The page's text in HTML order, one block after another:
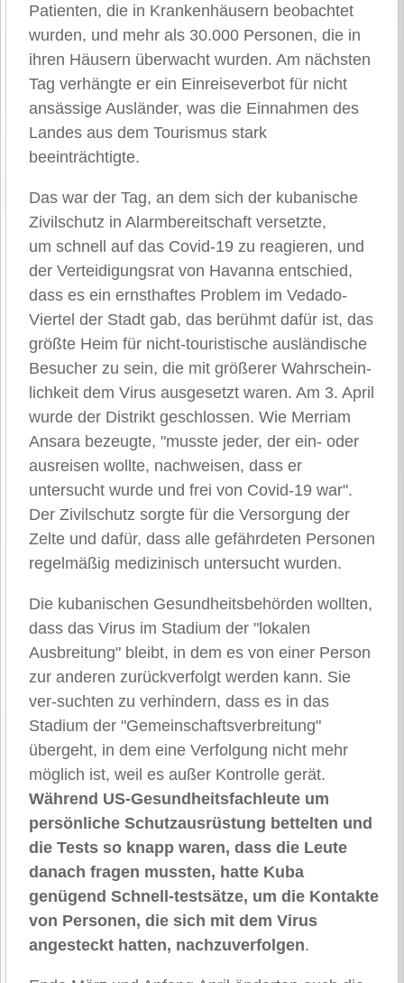
Patienten, die in Krankenhäusern beobachtet
wurden, und mehr als 30.000 Personen, die in
ihren Häusern überwacht wurden. Am nächsten
Tag verhängte er ein Einreiseverbot für nicht
ansässige Ausländer, was die Einnahmen des
Landes aus dem Tourismus stark
beeinträchtigte.
Das war der Tag, an dem sich der kubanische
Zivilschutz in Alarmbereitschaft versetzte,
um schnell auf das Covid-19 zu reagieren, und
der Verteidigungsrat von Havanna entschied,
dass es ein ernsthaftes Problem im Vedado-
Viertel der Stadt gab, das berühmt dafür ist, das
größte Heim für nicht-touristische ausländische
Besucher zu sein, die mit größerer Wahrschein-
lichkeit dem Virus ausgesetzt waren. Am 3. April
wurde der Distrikt geschlossen. Wie Merriam
Ansara bezeugte, "musste jeder, der ein- oder
ausreisen wollte, nachweisen, dass er
untersucht wurde und frei von Covid-19 war".
Der Zivilschutz sorgte für die Versorgung der
Zelte und dafür, dass alle gefährdeten Personen
regelmäßig medizinisch untersucht wurden.
Die kubanischen Gesundheitsbehörden wollten,
dass das Virus im Stadium der "lokalen
Ausbreitung" bleibt, in dem es von einer Person
zur anderen zurückverfolgt werden kann. Sie
ver-suchten zu verhindern, dass es in das
Stadium der "Gemeinschaftsverbreitung"
übergeht, in dem eine Verfolgung nicht mehr
möglich ist, weil es außer Kontrolle gerät.
Während US-Gesundheitsfachleute um
persönliche Schutzausrüstung bettelten und
die Tests so knapp waren, dass die Leute
danach fragen mussten, hatte Kuba
genügend Schnell-testsätze, um die Kontakte
von Personen, die sich mit dem Virus
angesteckt hatten, nachzuverfolgen.